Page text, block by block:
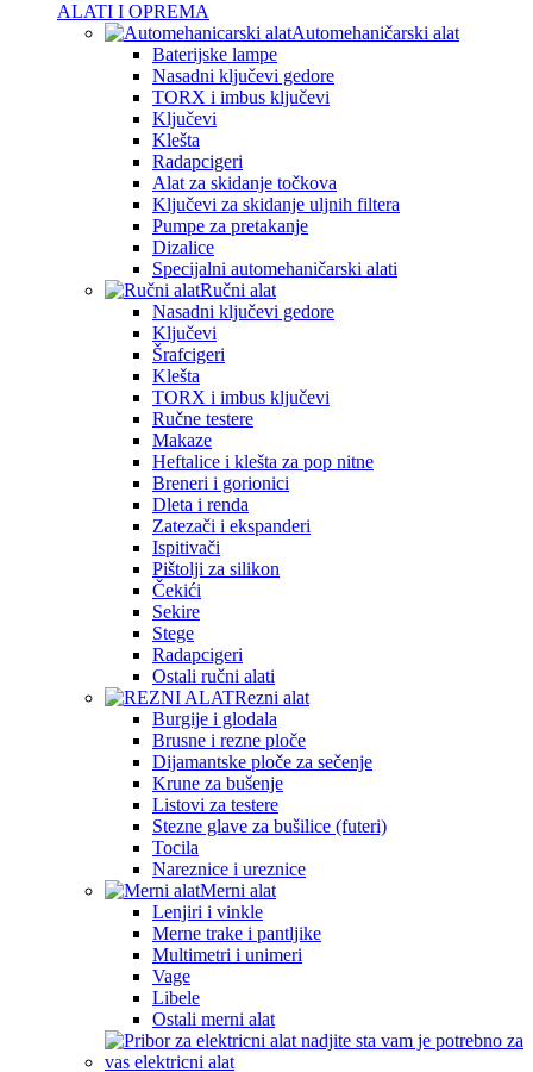
ALATI I OPREMA
Automehaničarski alat
Baterijske lampe
Nasadni ključevi gedore
TORX i imbus ključevi
Ključevi
Klešta
Radapcigeri
Alat za skidanje točkova
Ključevi za skidanje uljnih filtera
Pumpe za pretakanje
Dizalice
Specijalni automehaničarski alati
Ručni alat
Nasadni ključevi gedore
Ključevi
Šrafcigeri
Klešta
TORX i imbus ključevi
Ručne testere
Makaze
Heftalice i klešta za pop nitne
Breneri i gorionici
Dleta i renda
Zatezači i ekspanderi
Ispitivači
Pištolji za silikon
Čekići
Sekire
Stege
Radapcigeri
Ostali ručni alati
Rezni alat
Burgije i glodala
Brusne i rezne ploče
Dijamantske ploče za sečenje
Krune za bušenje
Listovi za testere
Stezne glave za bušilice (futeri)
Tocila
Nareznice i ureznice
Merni alat
Lenjiri i vinkle
Merne trake i pantljike
Multimetri i unimeri
Vage
Libele
Ostali merni alat